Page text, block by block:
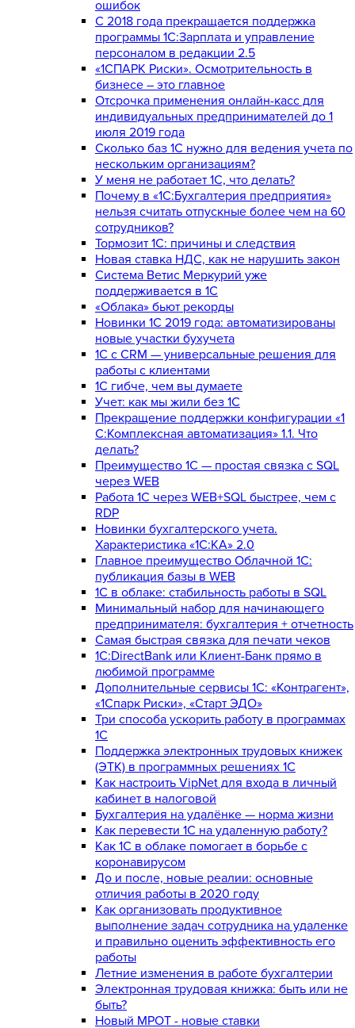
ошибок
С 2018 года прекращается поддержка
программы 1С:Зарплата и управление
персоналом в редакции 2.5
«1СПАРК Риски». Осмотрительность в
бизнесе – это главное
Отсрочка применения онлайн-касс для
индивидуальных предпринимателей до 1
июля 2019 года
Сколько баз 1C нужно для ведения учета по
нескольким организациям?
У меня не работает 1С, что делать?
Почему в «1С:Бухгалтерия предприятия»
нельзя считать отпускные более чем на 60
сотрудников?
Тормозит 1C: причины и следствия
Новая ставка НДС, как не нарушить закон
Система Ветис Меркурий уже
поддерживается в 1С
«Облака» бьют рекорды
Новинки 1С 2019 года: автоматизированы
новые участки бухучета
1С с CRM — универсальные решения для
работы с клиентами
1С гибче, чем вы думаете
Учет: как мы жили без 1С
Прекращение поддержки конфигурации «1
С:Комплексная автоматизация» 1.1. Что
делать?
Преимущество 1С — простая связка с SQL
через WEB
Работа 1С через WEB+SQL быстрее, чем с
RDP
Новинки бухгалтерского учета.
Характеристика «1С:КА» 2.0
Главное преимущество Облачной 1С:
публикация базы в WEB
1С в облаке: стабильность работы в SQL
Минимальный набор для начинающего
предпринимателя: бухгалтерия + отчетность
Самая быстрая связка для печати чеков
1С:DirectBank или Клиент-Банк прямо в
любимой программе
Дополнительные сервисы 1С: «Контрагент»,
«1Спарк Риски», «Старт ЭДО»
Три способа ускорить работу в программах
1С
Поддержка электронных трудовых книжек
(ЭТК) в программных решениях 1С
Как настроить VipNet для входа в личный
кабинет в налоговой
Бухгалтерия на удалёнке — норма жизни
Как перевести 1С на удаленную работу?
Как 1С в облаке помогает в борьбе с
коронавирусом
До и после, новые реалии: основные
отличия работы в 2020 году
Как организовать продуктивное
выполнение задач сотрудника на удаленке
и правильно оценить эффективность его
работы
Летние изменения в работе бухгалтерии
Электронная трудовая книжка: быть или не
быть?
Новый МРОТ - новые ставки